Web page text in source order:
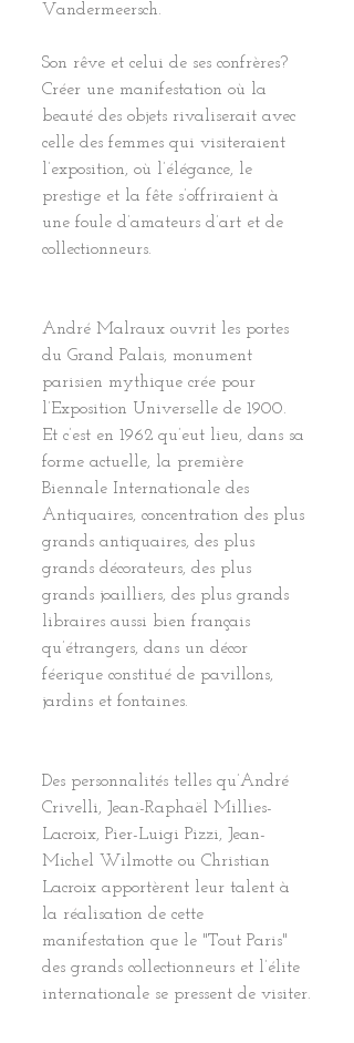
Vandermeersch.
Son rêve et celui de ses confrères?
Créer une manifestation où la
beauté des objets rivaliserait avec
celle des femmes qui visiteraient
l’exposition, où l’élégance, le
prestige et la fête s’offriraient à
une foule d’amateurs d’art et de
collectionneurs.
André Malraux ouvrit les portes
du Grand Palais, monument
parisien mythique crée pour
l’Exposition Universelle de 1900.
Et c’est en 1962 qu’eut lieu, dans sa
forme actuelle, la première
Biennale Internationale des
Antiquaires, concentration des plus
grands antiquaires, des plus
grands décorateurs, des plus
grands joailliers, des plus grands
libraires aussi bien français
qu’étrangers, dans un décor
féerique constitué de pavillons,
jardins et fontaines.
Des personnalités telles qu’André
Crivelli, Jean-Raphaël Millies-
Lacroix, Pier-Luigi Pizzi, Jean-
Michel Wilmotte ou Christian
Lacroix apportèrent leur talent à
la réalisation de cette
manifestation que le "Tout Paris"
des grands collectionneurs et l’élite
internationale se pressent de visiter.